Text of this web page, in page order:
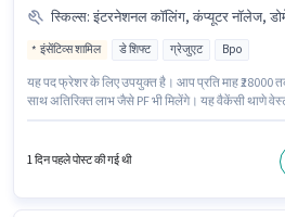
स्किल्स: इंटरनेशनल कॉलिंग, कंप्यूटर नॉलेज,
इंसेंटिव्स शामिल डे शिफ्ट ग्रेजुएट Bpo
यह पद फ्रेशर के लिए उपयुक्त है। आप प्रति माह
साथ अतिरिक्त लाभ जैसे PF भी मिलेंगे। यह वैकेंसी थाणे
कॉलिंग, इंटरनेशनल कॉलिंग होना अनिवार्य है।
1 दिन पहले पोस्ट की गई थी